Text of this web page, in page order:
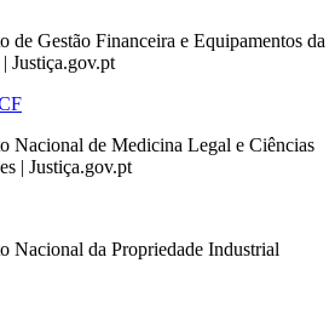
de Gestão Financeira e Equipamentos da
| Justiça.gov.pt
Nacional de Medicina Legal e Ciências
| Justiça.gov.pt
Nacional da Propriedade Industrial